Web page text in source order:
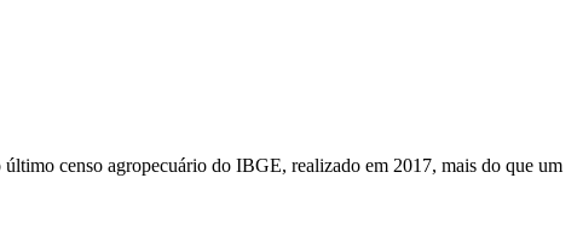
censo agropecuário do IBGE, realizado em 2017, mais do que um